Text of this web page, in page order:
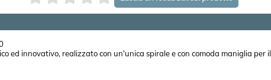
ed innovativo, realizzato con un'unica spirale e con comoda maniglia per il